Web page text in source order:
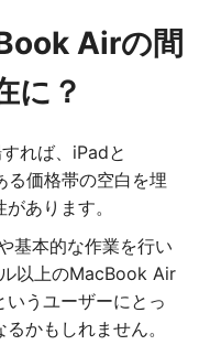
Airの間
に？
れば、iPadと
価格帯の空白を埋
あります。
基本的な作業を行い
以上のMacBook Air
うユーザーにとっ
かもしれません。